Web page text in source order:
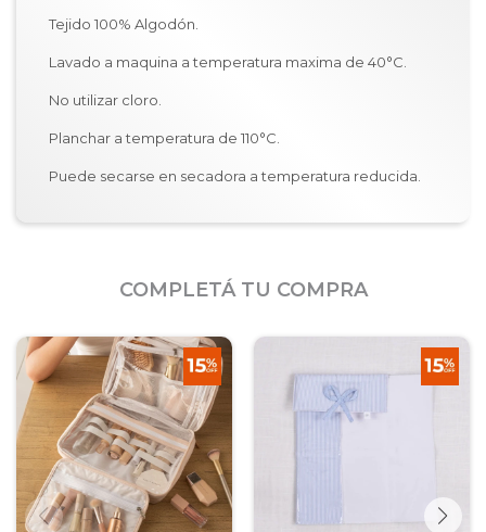
Tejido 100% Algodón.
Lavado a maquina a temperatura maxima de 40°C.
No utilizar cloro.
Planchar a temperatura de 110°C.
Puede secarse en secadora a temperatura reducida.
COMPLETÁ TU COMPRA